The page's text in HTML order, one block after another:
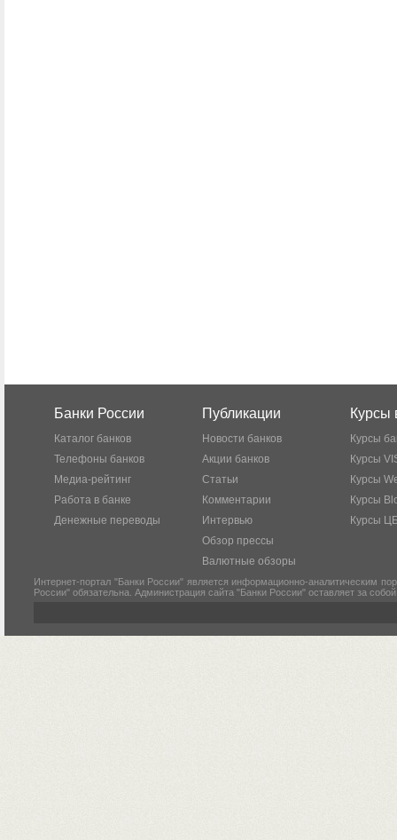
Банки России
Каталог банков
Телефоны банков
Медиа-рейтинг
Работа в банке
Денежные переводы
Публикации
Новости банков
Акции банков
Статьи
Комментарии
Интервью
Обзор прессы
Валютные обзоры
Курсы
Курсы
Курсы
Курсы
Курсы
Курсы
Интернет-портал "Банки России" является информационно-аналитическим
России" обязательна. Администрация сайта "Банки России" оставляет за